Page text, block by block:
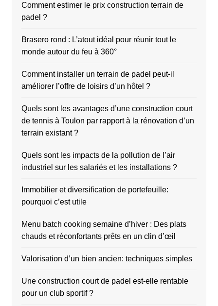
Comment estimer le prix construction terrain de
padel ?
Brasero rond : L’atout idéal pour réunir tout le
monde autour du feu à 360°
Comment installer un terrain de padel peut-il
améliorer l’offre de loisirs d’un hôtel ?
Quels sont les avantages d’une construction court
de tennis à Toulon par rapport à la rénovation d’un
terrain existant ?
Quels sont les impacts de la pollution de l’air
industriel sur les salariés et les installations ?
Immobilier et diversification de portefeuille:
pourquoi c’est utile
Menu batch cooking semaine d’hiver : Des plats
chauds et réconfortants prêts en un clin d’œil
Valorisation d’un bien ancien: techniques simples
Une construction court de padel est-elle rentable
pour un club sportif ?